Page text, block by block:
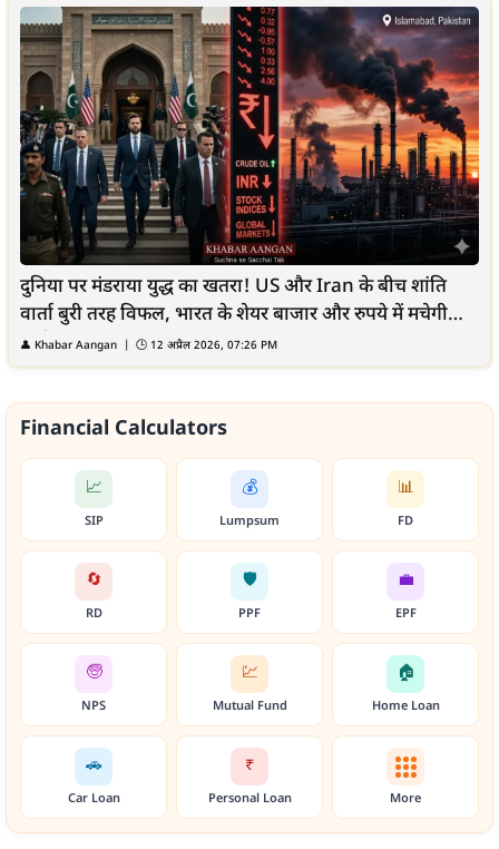
दुनिया पर मंडराया युद्ध का खतरा! US और Iran के बीच शांति
वार्ता बुरी तरह विफल, भारत के शेयर बाजार और रुपये में मचेगी
भारी...
👤 Khabar Aangan | 🕒 12 अप्रैल 2026, 07:26 PM
Financial Calculators
SIP Lumpsum FD
RD PPF EPF
NPS Mutual Fund Home Loan
Car Loan
₹
Personal Loan More